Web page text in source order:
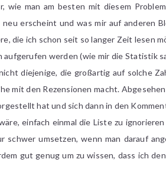
wie man am besten mit diesem
neu erscheint und was mir auf anderen
die ich schon seit so langer Zeit lesen
aufgerufen werden (wie mir die Statistik
diejenige, die großartig auf solche
mit den Rezensionen macht.
hat und sich dann in den
einfach einmal die Liste zu
schwer umsetzen, wenn man darauf
gut genug um zu wissen, dass ich